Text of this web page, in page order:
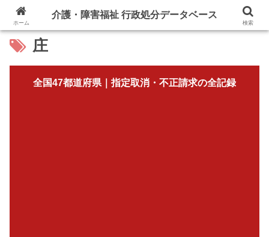
庄
全国47都道府県｜指定取消・不正請求の全記録
ホーム
介護・障害福祉 行政処分データベース
検索